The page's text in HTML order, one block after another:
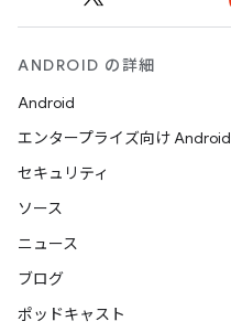
ANDROID の詳細
Android
エンタープライズ向け Android
セキュリティ
ソース
ニュース
ブログ
ポッドキャスト